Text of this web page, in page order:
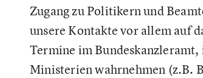
Zugang zu Politikern und
unsere Kontakte vor allem auf
Termine im
Ministerien wahrnehmen (z.B.